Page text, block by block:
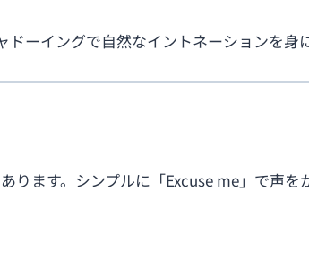
ーイングで自然なイントネーションを身
ます。シンプルに「Excuse me」で声